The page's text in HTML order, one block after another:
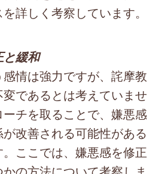
詳しく考察しています。
緩和
情は強力ですが、詫摩教
であるとは考えていませ
チを取ることで、嫌悪感
改善される可能性がある
ここでは、嫌悪感を修正